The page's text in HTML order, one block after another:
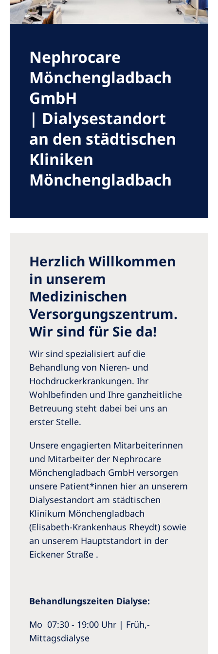
Romania
Russia
Slovakia
Slovenia
Spain
Sweden
Switzerland
United Kingdom
Asia Pacific
Australia
North America
United States of America
NephroCare International
Global Website
Nephrocare
Mönchengladbach
GmbH
| Dialysestandort
an den städtischen
Kliniken
Mönchengladbach
Herzlich Willkommen
in unserem
Medizinischen
Versorgungszentrum.
Wir sind für Sie da!
Wir sind spezialisiert auf die
Behandlung von Nieren- und
Hochdruckerkrankungen. Ihr
Wohlbefinden und Ihre ganzheitliche
Betreuung steht dabei bei uns an
erster Stelle.
Unsere engagierten Mitarbeiterinnen
und Mitarbeiter der Nephrocare
Mönchengladbach GmbH versorgen
unsere Patient*innen hier an unserem
Dialysestandort am städtischen
Klinikum Mönchengladbach
(Elisabeth-Krankenhaus Rheydt) sowie
an unserem Hauptstandort in der
Eickener Straße .
Behandlungszeiten Dialyse:
Mo 07:30 - 19:00 Uhr | Früh,-
Mittagsdialyse